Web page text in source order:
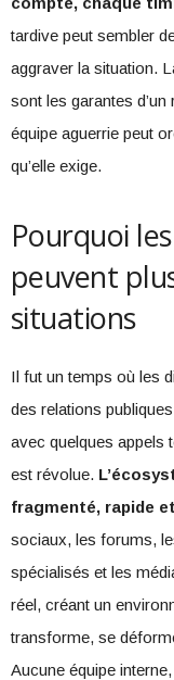
tardive peut sembler
aggraver la situation.
sont les garantes
équipe aguerrie peut
qu’elle exige.
Pourquoi
peuvent
situations
Il fut un temps où les
des relations
avec quelques appels
est révolue.
fragmenté, rapide
sociaux, les forums,
spécialisés et les
réel, créant un
transforme, se
Aucune équipe